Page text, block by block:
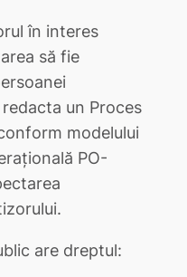
în interes
să fie
un Proces
modelului
PO-
are dreptul: